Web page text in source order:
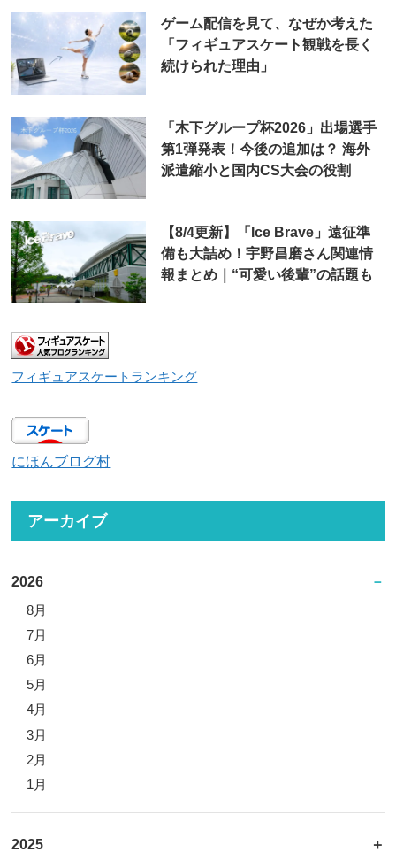
ゲーム配信を見て、なぜか考えた
「フィギュアスケート観戦を長く
続けられた理由」
「木下グループ杯2026」出場選手
第1弾発表！今後の追加は？ 海外
派遣縮小と国内CS大会の役割
【8/4更新】「Ice Brave」遠征準
備も大詰め！宇野昌磨さん関連情
報まとめ｜“可愛い後輩”の話題も
フィギュアスケートランキング
にほんブログ村
アーカイブ
2026
8月
7月
6月
5月
4月
3月
2月
1月
2025